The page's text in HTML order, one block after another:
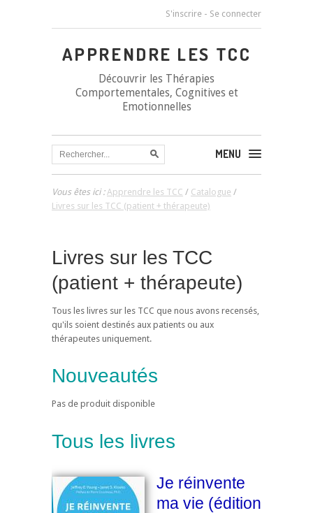
S'inscrire - Se connecter
APPRENDRE LES TCC
Découvrir les Thérapies
Comportementales, Cognitives et
Emotionnelles
MENU
Vous êtes ici :Apprendre les TCC / Catalogue /
Livres sur les TCC (patient + thérapeute)
Livres sur les TCC
(patient + thérapeute)
Tous les livres sur les TCC que nous avons recensés,
qu'ils soient destinés aux patients ou aux
thérapeutes uniquement.
Nouveautés
Pas de produit disponible
Tous les livres
Je réinvente
ma vie (édition